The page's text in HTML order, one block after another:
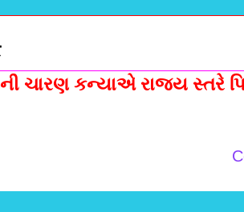
ચારણ કન્યાએ રાજ્ય સ્તરે